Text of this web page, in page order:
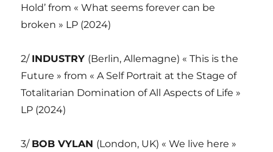
Hold’ from « What seems forever can be
broken » LP (2024)
2/ INDUSTRY (Berlin, Allemagne) « This is the
Future » from « A Self Portrait at the Stage of
Totalitarian Domination of All Aspects of Life »
LP (2024)
3/ BOB VYLAN (London, UK) « We live here »